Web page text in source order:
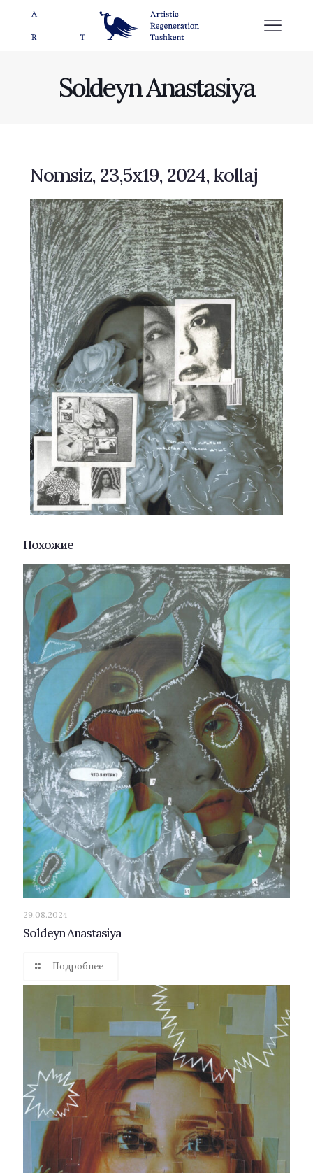
Soldeyn Anastasiya
Nomsiz, 23,5x19, 2024, kollaj
Похожие
29.08.2024
Soldeyn Anastasiya
Подробнее